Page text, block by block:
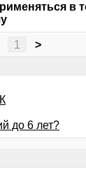
в
1 >
до 6 лет?